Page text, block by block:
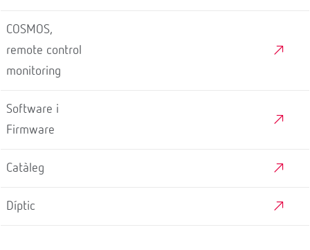
COSMOS,
remote control
monitoring
Software i
Firmware
Catàleg
Díptic